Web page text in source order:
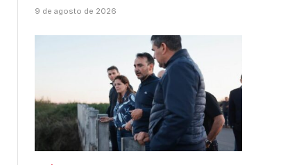
9 de agosto de 2026